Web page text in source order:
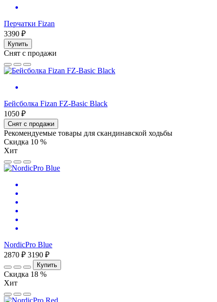
Перчатки Fizan
3390 ₽
Купить
Снят с продажи
Бейсболка Fizan FZ-Basic Black
1050 ₽
Снят с продажи
Рекомендуемые товары для скандинавской ходьбы
Скидка 10 %
Хит
NordicPro Blue
2870 ₽ 3190 ₽
Купить
Скидка 18 %
Хит